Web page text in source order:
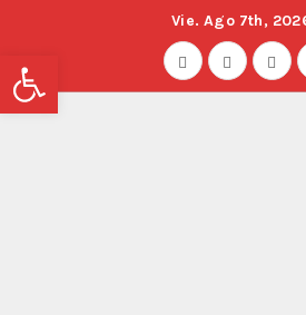
Vie. Ago 7th,
Abrir barra de